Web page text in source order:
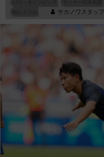
柏レイソル
サカノワスタッフ